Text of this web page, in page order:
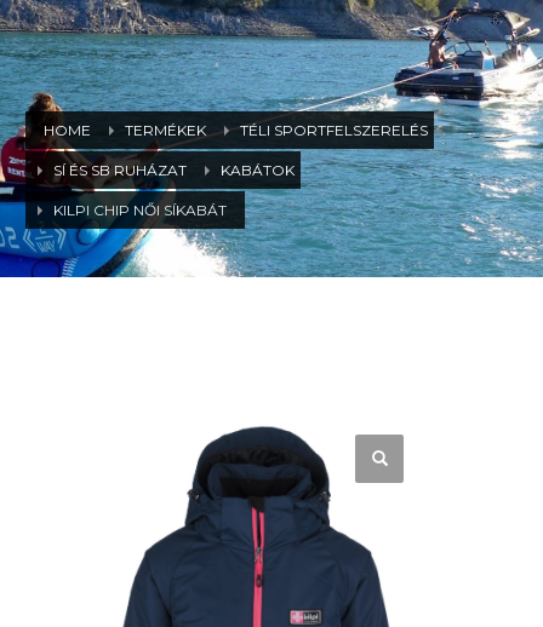
HOME TERMÉKEK TÉLI SPORTFELSZERELÉS
SÍ ÉS SB RUHÁZAT KABÁTOK
KILPI CHIP NŐI SÍKABÁT